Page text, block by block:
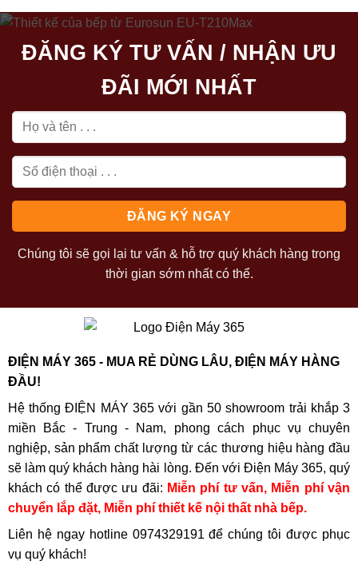
58.450.000₫.
ĐĂNG KÝ TƯ VẤN / NHẬN ƯU
ĐÃI MỚI NHẤT
Chúng tôi sẽ gọi lại tư vấn & hỗ trợ quý khách hàng trong
thời gian sớm nhất có thể.
ĐIỆN MÁY 365 - MUA RẺ DÙNG LÂU, ĐIỆN MÁY HÀNG
ĐẦU!
Hệ thống ĐIỆN MÁY 365 với gần 50 showroom trải khắp 3
miền Bắc - Trung - Nam, phong cách phục vụ chuyên
nghiệp, sản phẩm chất lượng từ các thương hiệu hàng đầu
sẽ làm quý khách hàng hài lòng. Đến với Điện Máy 365, quý
khách có thể được ưu đãi: Miễn phí tư vấn, Miễn phí vận
chuyển lắp đặt, Miễn phí thiết kế nội thất nhà bếp.
Liên hệ ngay hotline 0974329191 để chúng tôi được phục
vụ quý khách!